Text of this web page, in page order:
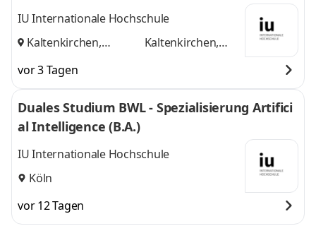
mbH & Co) KG
IU Internationale Hochschule
Kaltenkirchen,
Kaltenkirchen,
vor 3 Tagen
Duales Studium BWL - Spezialisierung Artifici
al Intelligence (B.A.)
IU Internationale Hochschule
Köln
vor 12 Tagen